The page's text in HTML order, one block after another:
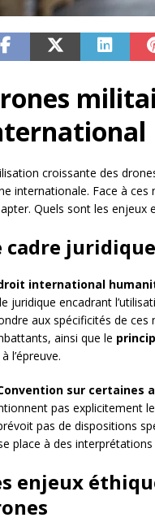
croissante des
internationale. Face à
Quels sont les
cadre
international
juridique encadrant
aux spécificités de ces
ainsi que le
l’épreuve.
sur certaines
pas explicitement
pas de dispositions
place à des
enjeux